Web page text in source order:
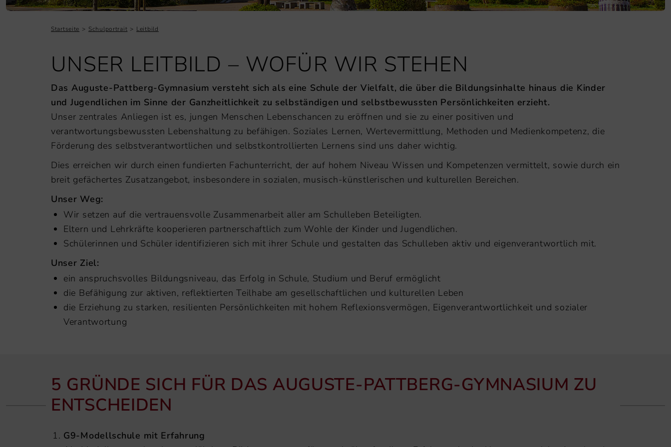
Startseite Schulportrait Leitbild
UNSER LEITBILD – WOFÜR WIR STEHEN
Das Auguste-Pattberg-Gymnasium versteht sich als eine Schule der Vielfalt, die über die Bildungsinhalte hinaus die Kinder
und Jugendlichen im Sinne der Ganzheitlichkeit zu selbständigen und selbstbewussten Persönlichkeiten erzieht.
Unser zentrales Anliegen ist es, jungen Menschen Lebenschancen zu eröffnen und sie zu einer positiven und
verantwortungsbewussten Lebenshaltung zu befähigen. Soziales Lernen, Wertevermittlung, Methoden und Medienkompetenz, die
Förderung des selbstverantwortlichen und selbstkontrollierten Lernens sind uns daher wichtig.
Dies erreichen wir durch einen fundierten Fachunterricht, der auf hohem Niveau Wissen und Kompetenzen vermittelt, sowie durch ein
breit gefächertes Zusatzangebot, insbesondere in sozialen, musisch-künstlerischen und kulturellen Bereichen.
Unser Weg:
Wir setzen auf die vertrauensvolle Zusammenarbeit aller am Schulleben Beteiligten.
Eltern und Lehrkräfte kooperieren partnerschaftlich zum Wohle der Kinder und Jugendlichen.
Schülerinnen und Schüler identifizieren sich mit ihrer Schule und gestalten das Schulleben aktiv und eigenverantwortlich mit.
Unser Ziel:
ein anspruchsvolles Bildungsniveau, das Erfolg in Schule, Studium und Beruf ermöglicht
die Befähigung zur aktiven, reflektierten Teilhabe am gesellschaftlichen und kulturellen Leben
die Erziehung zu starken, resilienten Persönlichkeiten mit hohem Reflexionsvermögen, Eigenverantwortlichkeit und sozialer
Verantwortung
5 GRÜNDE SICH FÜR DAS AUGUSTE-PATTBERG-GYMNASIUM ZU
ENTSCHEIDEN
G9-Modellschule mit Erfahrung